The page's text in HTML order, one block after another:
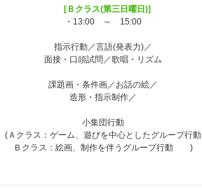
[Ｂクラス(第三日曜日)]
・13:00 ～ 15:00
指示行動／言語(発表力)／
面接・口頭試問／歌唱・リズム
課題画・条件画／お話の絵／
造形・指示制作／
小集団行動
(Ａクラス：ゲーム、遊びを中心としたグループ行動
Ｂクラス：絵画、制作を伴うグループ行動 )